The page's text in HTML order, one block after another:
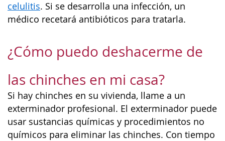
celulitis. Si se desarrolla una infección, un
médico recetará antibióticos para tratarla.
¿Cómo puedo deshacerme de
las chinches en mi casa?
Si hay chinches en su vivienda, llame a un
exterminador profesional. El exterminador puede
usar sustancias químicas y procedimientos no
químicos para eliminar las chinches. Con tiempo